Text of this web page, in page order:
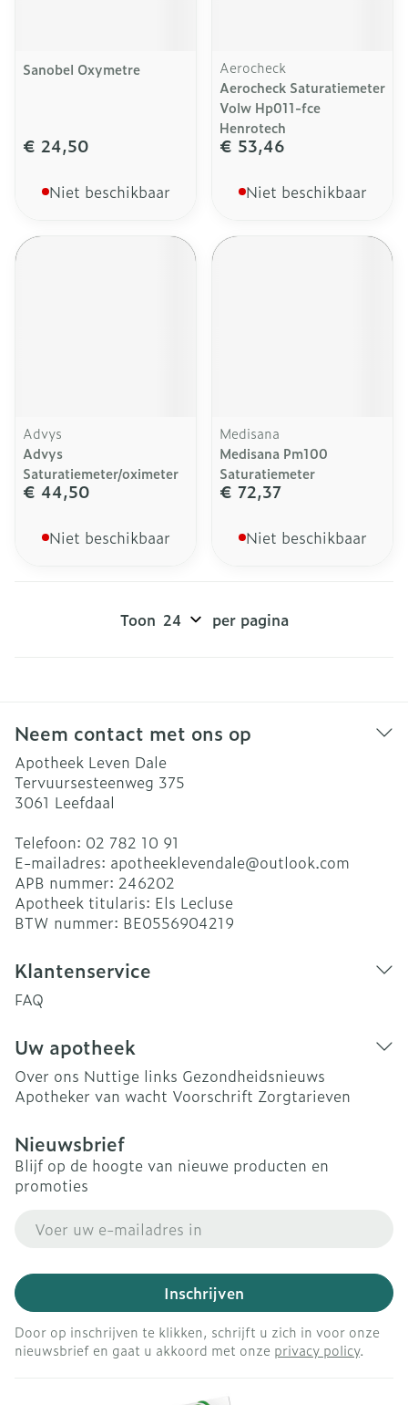
Sanobel Oxymetre
€ 24,50
Niet beschikbaar
Aerocheck
Aerocheck Saturatiemeter
Volw Hp011-fce
Henrotech
€ 53,46
Niet beschikbaar
Advys
Advys
Saturatiemeter/oximeter
€ 44,50
Niet beschikbaar
Medisana
Medisana Pm100
Saturatiemeter
€ 72,37
Niet beschikbaar
Toon per pagina
Neem contact met ons op
Apotheek Leven Dale
Tervuursesteenweg 375
3061 Leefdaal
Telefoon: 02 782 10 91
E-mailadres: apotheeklevendale@outlook.com
APB nummer: 246202
Apotheek titularis: Els Lecluse
BTW nummer: BE0556904219
Klantenservice
FAQ
Uw apotheek
Over ons Nuttige links Gezondheidsnieuws
Apotheker van wacht Voorschrift Zorgtarieven
Nieuwsbrief
Blijf op de hoogte van nieuwe producten en
promoties
Inschrijven
Door op inschrijven te klikken, schrijft u zich in voor onze
nieuwsbrief en gaat u akkoord met onze privacy policy.